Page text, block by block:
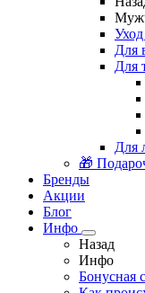
Для
Для
Для
🎁
Бренды
Акции
Блог
Инфо
Назад
Инфо
Бонусная